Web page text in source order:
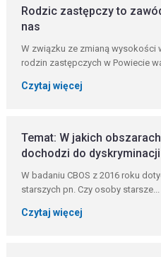
Rodzic zastępczy to
nas
W związku ze zmianą wysokości
rodzin zastępczych w Powiecie
Czytaj więcej
Temat: W jakich
dochodzi do
W badaniu CBOS z 2016 roku
starszych pn. Czy osoby starsze...
Czytaj więcej